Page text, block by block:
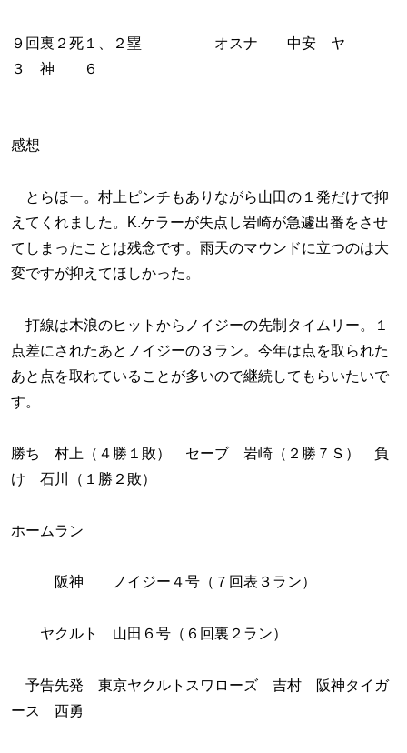
９回裏２死１、２塁 オスナ 中安 ヤ
３ 神 ６
感想
とらほー。村上ピンチもありながら山田の１発だけで抑
えてくれました。K.ケラーが失点し岩崎が急遽出番をさせ
てしまったことは残念です。雨天のマウンドに立つのは大
変ですが抑えてほしかった。
打線は木浪のヒットからノイジーの先制タイムリー。１
点差にされたあとノイジーの３ラン。今年は点を取られた
あと点を取れていることが多いので継続してもらいたいで
す。
勝ち 村上（４勝１敗） セーブ 岩崎（２勝７Ｓ） 負
け 石川（１勝２敗）
ホームラン
阪神 ノイジー４号（７回表３ラン）
ヤクルト 山田６号（６回裏２ラン）
予告先発 東京ヤクルトスワローズ 吉村 阪神タイガ
ース 西勇